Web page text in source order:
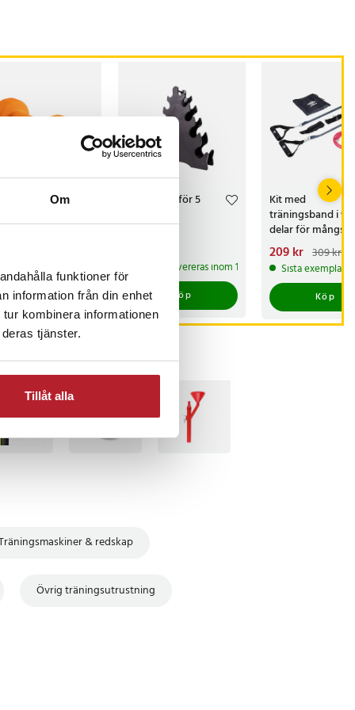
Om
funktioner för
information från din enhet
kombinera informationen
tjänster.
Tillåt alla
3kg - Orange
I lager, levereras inom 1-2 vardagar
Köp
Hantelställ för 5
I lager, levereras inom 1-2 vardagar
Köp
Kit med
träningsband i 9
delar för
hemmaträning
Nuvarande pris
209 krTidigare
309 kr
209 kr 309 kr
Sista exemplaret
Köp
& redskap
Övrig träningsutrustning